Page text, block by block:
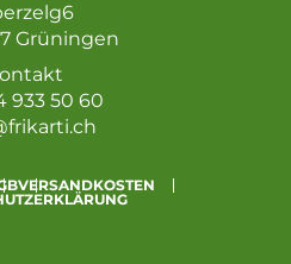
Grüningen
933 50 60
VERSANDKOSTEN